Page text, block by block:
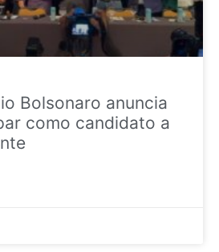
Bolsonaro anuncia
como candidato a